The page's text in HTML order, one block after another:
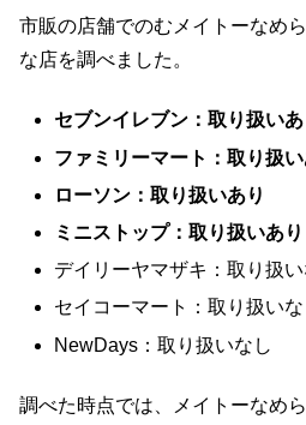
市販の店舗でのむメイトーなめ
な店を調べました。
セブンイレブン：取り扱いあ
ファミリーマート：取り扱い
ローソン：取り扱いあり
ミニストップ：取り扱いあり
デイリーヤマザキ：取り扱い
セイコーマート：取り扱いな
NewDays：取り扱いなし
調べた時点では、メイトーなめ